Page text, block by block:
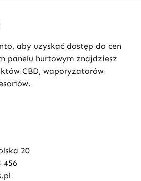
aby uzyskać dostęp do cen
panelu hurtowym znajdziesz
CBD, waporyzatorów
20
456